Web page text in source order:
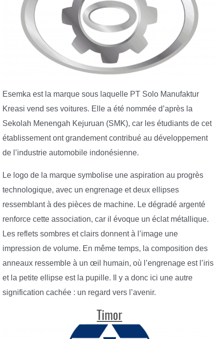
Esemka est la marque sous laquelle PT Solo Manufaktur
Kreasi vend ses voitures. Elle a été nommée d’après la
Sekolah Menengah Kejuruan (SMK), car les étudiants de cet
établissement ont grandement contribué au développement
de l’industrie automobile indonésienne.
Le logo de la marque symbolise une aspiration au progrès
technologique, avec un engrenage et deux ellipses
ressemblant à des pièces de machine. Le dégradé argenté
renforce cette association, car il évoque un éclat métallique.
Les reflets sombres et clairs donnent à l’image une
impression de volume. En même temps, la composition des
anneaux ressemble à un œil humain, où l’engrenage est l’iris
et la petite ellipse est la pupille. Il y a donc ici une autre
signification cachée : un regard vers l’avenir.
Timor